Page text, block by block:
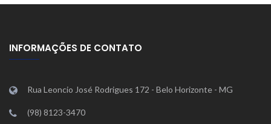
INFORMAÇÕES DE CONTATO
Rua Leoncio José Rodrigues 172 - Belo Horizonte - MG
(98) 8123-3470